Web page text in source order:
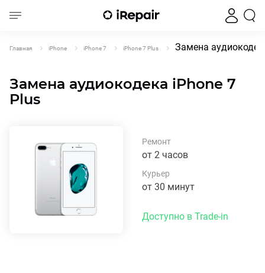
Главная iPhone iPhone 7 iPhone 7 Plus Замена
Замена аудиокодека iPhone 7
Plus
Ремонт
от 2 часов
Курьер
от 30 минут
Доступно в Trade-in